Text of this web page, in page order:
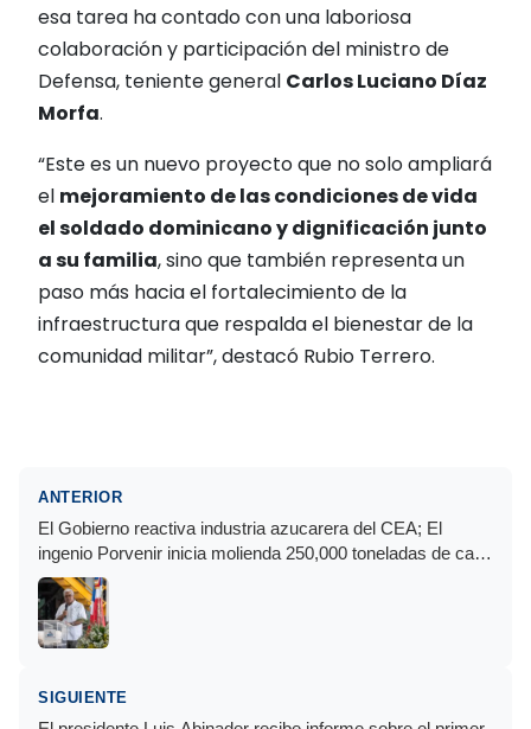
esa tarea ha contado con una laboriosa
colaboración y participación del ministro de
Defensa, teniente general Carlos Luciano Díaz
Morfa.
“Este es un nuevo proyecto que no solo ampliará
el mejoramiento delas condiciones de vida
el soldado dominicano y dignificación junto
a su familia, sino que también representa un
paso más hacia el fortalecimiento de la
infraestructura que respalda el bienestar de la
comunidad militar”, destacó Rubio Terrero.
ANTERIOR
El Gobierno reactiva industria azucarera del CEA; El
ingenio Porvenir inicia molienda 250,000 toneladas de caña
de azúcar
SIGUIENTE